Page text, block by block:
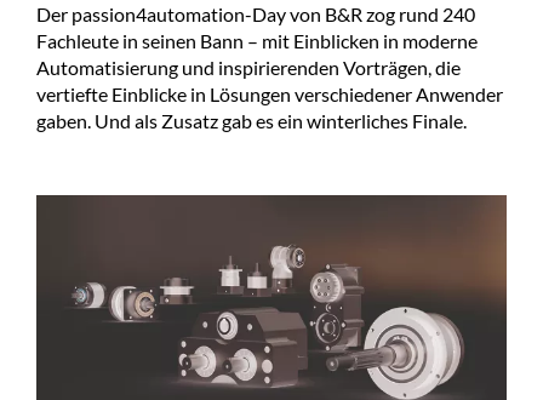
Der passion4automation-Day von B&R zog rund 240
Fachleute in seinen Bann – mit Einblicken in moderne
Automatisierung und inspirierenden Vorträgen, die
vertiefte Einblicke in Lösungen verschiedener Anwender
gaben. Und als Zusatz gab es ein winterliches Finale.